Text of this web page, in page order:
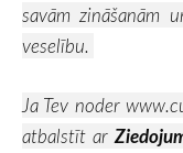
savām zināšanām
veselību.
Ja Tev noder
atbalstīt ar